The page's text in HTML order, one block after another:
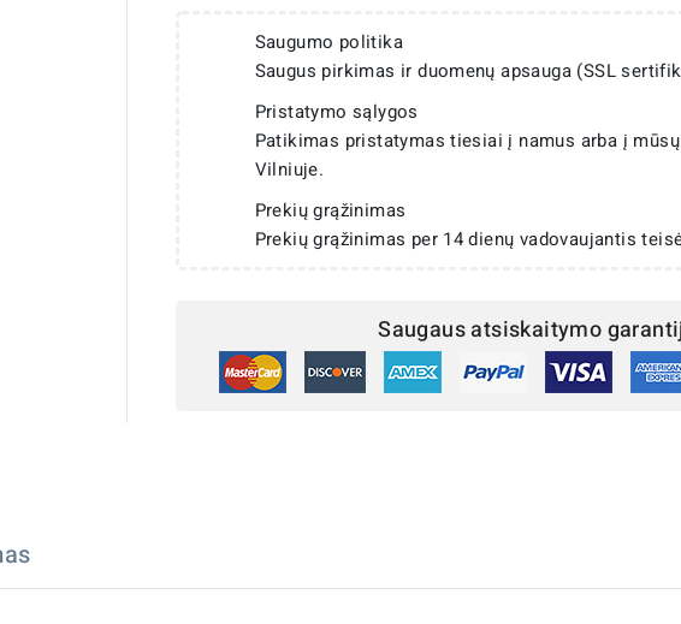
Saugumo politika
Saugus pirkimas ir duomenų apsauga (SSL
Pristatymo sąlygos
Patikimas pristatymas tiesiai į namus arba į
Vilniuje.
Prekių grąžinimas
Prekių grąžinimas per 14 dienų vadovaujantis
Saugaus atsiskaitymo